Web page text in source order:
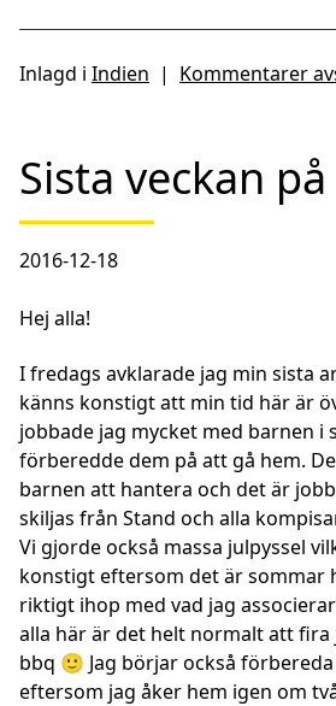
Inlagd i Indien | Kommentarer
Sista veckan
2016-12-18
Hej alla!
I fredags avklarade jag min sista
känns konstigt att min tid här är
jobbade jag mycket med barnen i
förberedde dem på att gå hem.
barnen att hantera och det är
skiljas från Stand och alla
Vi gjorde också massa julpyssel
konstigt eftersom det är sommar
riktigt ihop med vad jag
alla här är det helt normalt att fira
bbq 🙂 Jag börjar också
eftersom jag åker hem igen om